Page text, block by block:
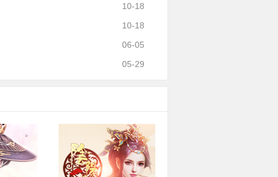
10-18
10-18
06-05
05-29